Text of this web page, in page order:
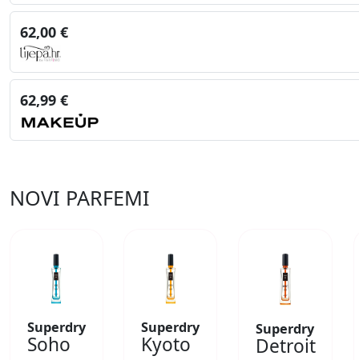
62,00 €
62,99 €
NOVI PARFEMI
Superdry
Soho
Superdry
Kyoto
Superdry
Detroit